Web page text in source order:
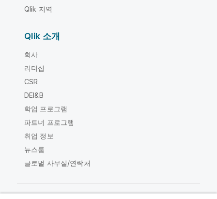
Qlik 지역
Qlik 소개
회사
리더십
CSR
DEI&B
학업 프로그램
파트너 프로그램
취업 정보
뉴스룸
글로벌 사무실/연락처